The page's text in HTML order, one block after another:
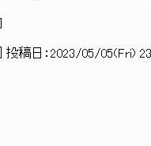
] 投稿日： 2023/05/05(Fri)